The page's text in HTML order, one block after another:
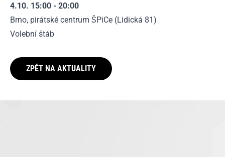
4.10. 15:00 - 20:00
Brno, pirátské centrum ŠPiCe (Lidická 81)
Volební štáb
ZPĚT NA AKTUALITY